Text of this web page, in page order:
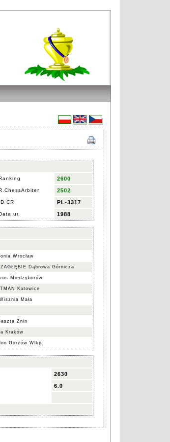
2600
2502
CR PL-3317
ur. 1988
Wrocław
Dąbrowa Górnicza
Miedzyborów
Katowice
Mała
Żnin
Kraków
Gorzów Wlkp.
2630
6.0